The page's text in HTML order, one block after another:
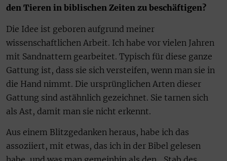
den Tieren in biblischen Zeiten zu beschäftigen?
Die Idee ist geboren aufgrund meiner
wissenschaftlichen Arbeit. Ich habe vor vielen Jahren
mit Sandnattern gearbeitet. Typisch für diese ganze
Gattung ist, dass sie sich versteifen, wenn man sie in
die Hand nimmt. Die ursprünglichen Arten dieser
Gattung sind astähnlich gezeichnet. Sie tarnen sich
als Ast, damit man sie nicht erkennt.
Aus einem Blitzgedanken heraus, habe ich das
assoziiert, mit etwas, das ich in der Bibel gelesen